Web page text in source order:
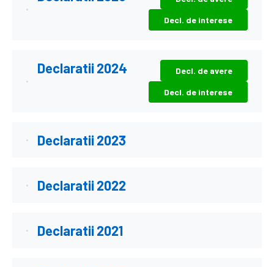
Decl. de interese
Declaratii 2024 Decl. de avere
Decl. de interese
Declaratii 2023
Declaratii 2022
Declaratii 2021